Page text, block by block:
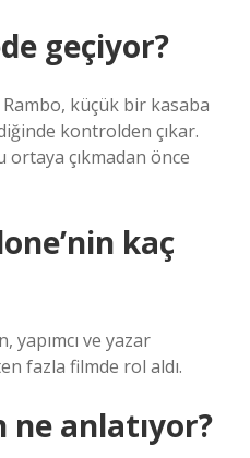
geçiyor?
küçük bir kasaba
kontrolden çıkar.
ortaya çıkmadan önce
kaç
yapımcı ve yazar
fazla filmde rol aldı.
ne anlatıyor?